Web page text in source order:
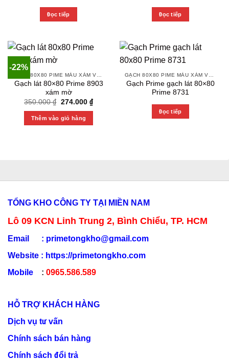
Đọc tiếp Đọc tiếp
-22%
Gạch lát 80×80 Prime 8903
xám mờ
350.000₫ Original
was:
350.000 ₫.
274.000 ₫Current
price
Thêm vào giỏ hàng
Gạch Prime gạch lát 80×80
Prime 8731
Đọc tiếp
TỔNG KHO CÔNG TY TẠI MIỀN NAM
Lô 09 KCN Linh Trung 2, Bình Chiểu, TP. HCM
Email : primetongkho@gmail.com
Website : https://primetongkho.com
Mobile : 0965.586.589
HỖ TRỢ KHÁCH HÀNG
Dịch vụ tư vấn
Chính sách bán hàng
Chính sách đổi trả